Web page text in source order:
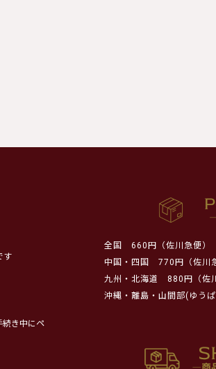
す
続き中にペ
全国
660円（佐川急便）
中国・四国
770円（佐川
九州・北海道
880円（佐
沖縄・離島・山間部(ゆう